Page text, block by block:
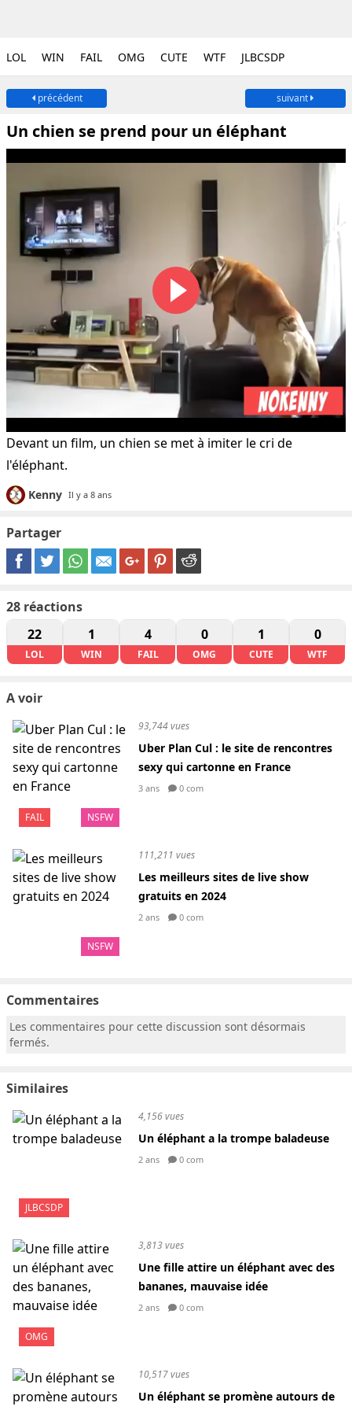
LOL WIN FAIL OMG CUTE WTF JLBCSDP
précédent suivant
Un chien se prend pour un éléphant
Devant un film, un chien se met à imiter le cri de
l'éléphant.
Kenny Il y a 8 ans
Partager
28 réactions
22
LOL
1
WIN
4
FAIL
0
OMG
1
CUTE
0
WTF
A voir
FAIL NSFW
93,744 vues
Uber Plan Cul : le site de rencontres
sexy qui cartonne en France
3 ans 0 com
NSFW
111,211 vues
Les meilleurs sites de live show
gratuits en 2024
2 ans 0 com
Commentaires
Les commentaires pour cette discussion sont désormais
fermés.
Similaires
JLBCSDP
4,156 vues
Un éléphant a la trompe baladeuse
2 ans 0 com
OMG
3,813 vues
Une fille attire un éléphant avec des
bananes, mauvaise idée
2 ans 0 com
10,517 vues
Un éléphant se promène autours de